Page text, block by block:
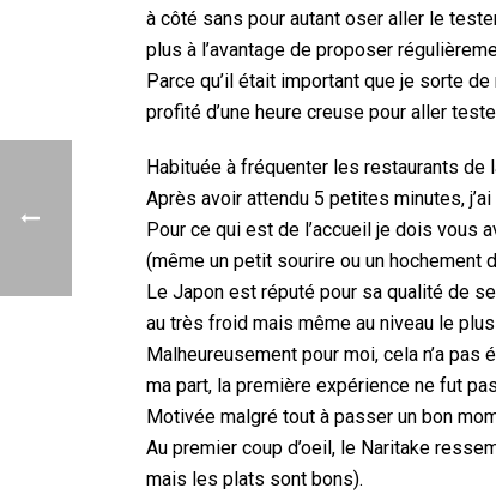
à côté sans pour autant oser aller le
plus à l’avantage de proposer
Parce qu’il était important que je sorte
profité d’une heure creuse pour aller
Habituée à fréquenter les restaurants de
Après avoir attendu 5 petites minutes,
Pour ce qui est de l’accueil je dois vous
(même un petit sourire ou un hochement
Le Japon est réputé pour sa qualité de
au très froid mais même au niveau le
Malheureusement pour moi, cela n’a
ma part, la première expérience ne fut
Motivée malgré tout à passer un bon
Au premier coup d’oeil, le Naritake
mais les plats sont bons).